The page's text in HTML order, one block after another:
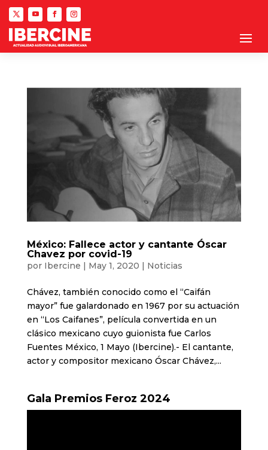
México: Fallece actor y cantante Óscar
Chavez por covid-19
por Ibercine | May 1, 2020 | Noticias
Chávez, también conocido como el “Caifán
mayor” fue galardonado en 1967 por su actuación
en “Los Caifanes”, película convertida en un
clásico mexicano cuyo guionista fue Carlos
Fuentes México, 1 Mayo (Ibercine).- El cantante,
actor y compositor mexicano Óscar Chávez,...
Gala Premios Feroz 2024